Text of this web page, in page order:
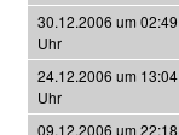
30.12.2006 um 02:49
Uhr
24.12.2006 um 13:04
Uhr
09.12.2006 um 22:18